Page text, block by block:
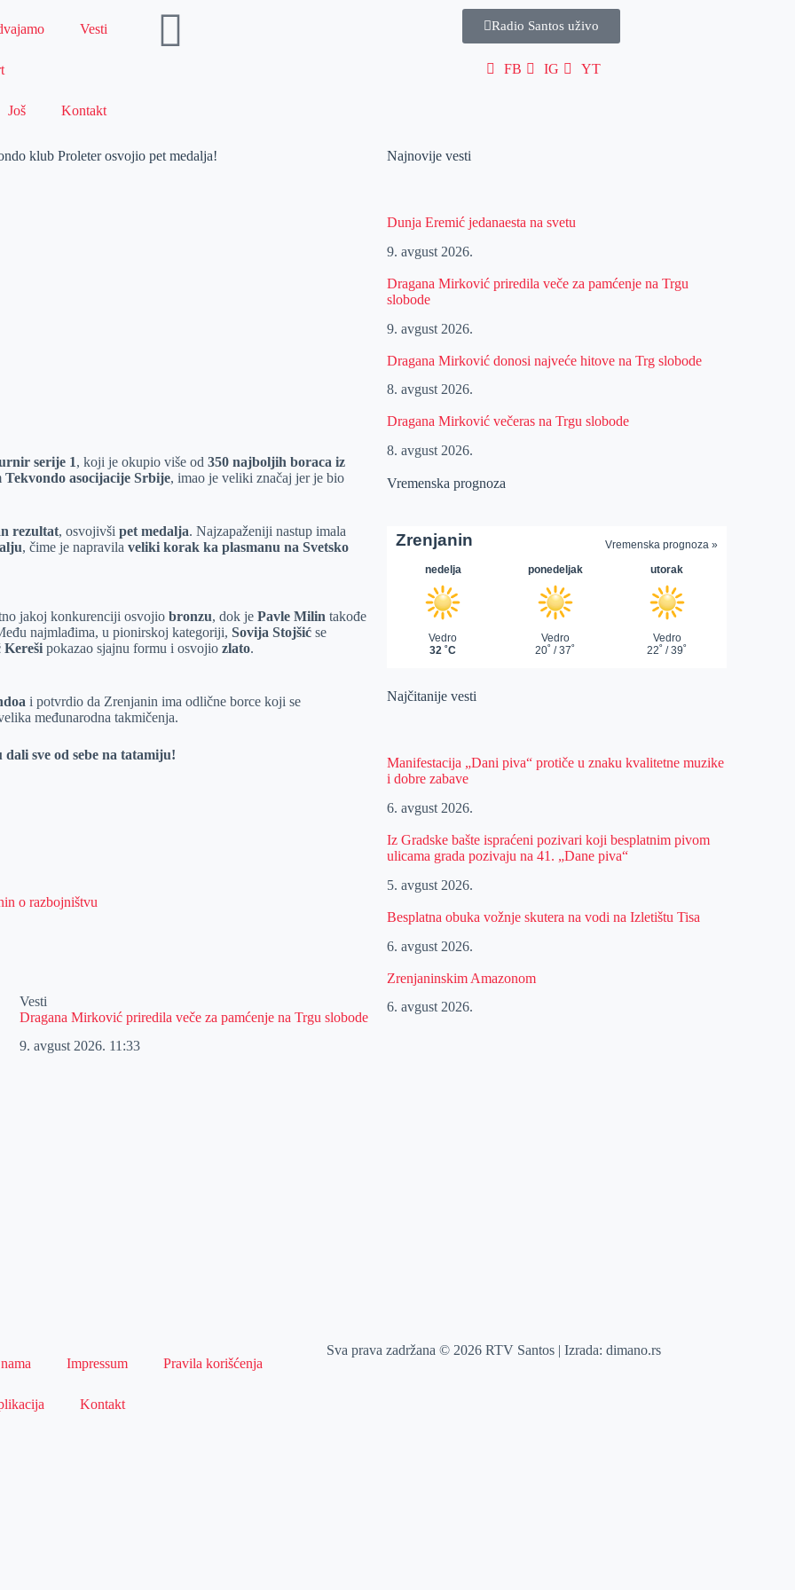
Vesti
Još Kontakt
Radio Santos uživo
FB IG YT
klub Proleter osvojio pet medalja!
serije 1, koji je okupio više od350 najboljih boraca iz
Tekvondo asocijacije Srbije, imao je veliki značaj jer je bio
rezultat, osvojivšipet medalja. Najzapaženiji nastup imala
, čime je napravilaveliki korak ka plasmanu na Svetsko
jakoj konkurenciji osvojiobronzu, dok jePavle Milin takođe
najmlađima, u pionirskoj kategoriji,Sovija Stojšić se
Kereši pokazao sjajnu formu i osvojiozlato.
i potvrdio da Zrenjanin ima odlične borce koji se
međunarodna takmičenja.
sve od sebe na tatamiju!
o razbojništvu
Vesti
Dragana Mirković priredila veče za pamćenje na Trgu slobode
9. avgust 2026. 11:33
Najnovije vesti
Dunja Eremić jedanaesta na svetu
9. avgust 2026.
Dragana Mirković priredila veče za pamćenje na Trgu
slobode
9. avgust 2026.
Dragana Mirković donosi najveće hitove na Trg slobode
8. avgust 2026.
Dragana Mirković večeras na Trgu slobode
8. avgust 2026.
Vremenska prognoza
Najčitanije vesti
Manifestacija „Dani piva“ protiče u znaku kvalitetne muzike
i dobre zabave
6. avgust 2026.
Iz Gradske bašte ispraćeni pozivari koji besplatnim pivom
ulicama grada pozivaju na 41. „Dane piva“
5. avgust 2026.
Besplatna obuka vožnje skutera na vodi na Izletištu Tisa
6. avgust 2026.
Zrenjaninskim Amazonom
6. avgust 2026.
Impressum Pravila korišćenja
Kontakt
Sva prava zadržana © 2026 RTV Santos | Izrada:dimano.rs